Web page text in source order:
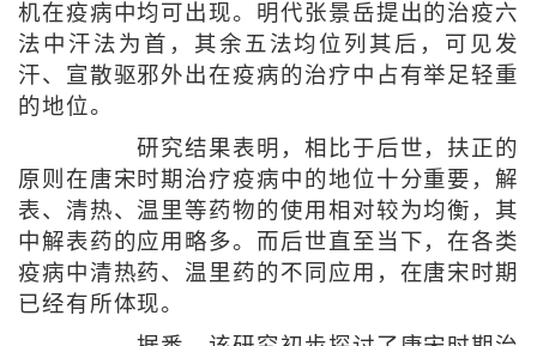
机在疫病中均可出现。明代张景岳提出的治疫六
法中汗法为首，其余五法均位列其后，可见发
汗、宣散驱邪外出在疫病的治疗中占有举足轻重
的地位。
研究结果表明，相比于后世，扶正的
原则在唐宋时期治疗疫病中的地位十分重要，解
表、清热、温里等药物的使用相对较为均衡，其
中解表药的应用略多。而后世直至当下，在各类
疫病中清热药、温里药的不同应用，在唐宋时期
已经有所体现。